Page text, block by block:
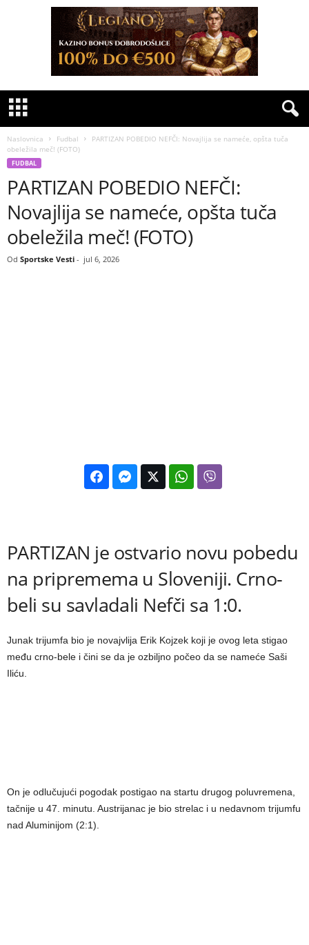
Naslovnica Fudbal
PARTIZAN POBEDIO NEFČI: Novajlija se nameće, opšta tuča
obeležila meč! (FOTO)
FUDBAL
PARTIZAN POBEDIO NEFČI:
Novajlija se nameće, opšta tuča
obeležila meč! (FOTO)
Od Sportske Vesti - jul 6, 2026
PARTIZAN je ostvario novu pobedu
na pripremema u Sloveniji. Crno-
beli su savladali Nefči sa 1:0.
Junak trijumfa bio je novajvlija Erik Kojzek koji je ovog leta stigao
među crno-bele i čini se da je ozbiljno počeo da se nameće Saši
Iliću.
On je odlučujući pogodak postigao na startu drugog poluvremena,
tačnije u 47. minutu. Austrijanac je bio strelac i u nedavnom trijumfu
nad Aluminijom (2:1).